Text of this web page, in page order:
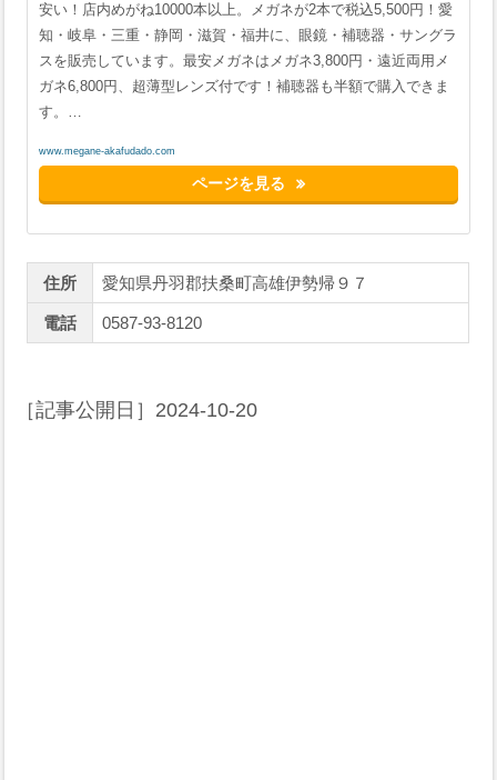
安い！店内めがね10000本以上。メガネが2本で税込5,500円！愛
知・岐阜・三重・静岡・滋賀・福井に、眼鏡・補聴器・サングラ
スを販売しています。最安メガネはメガネ3,800円・遠近両用メ
ガネ6,800円、超薄型レンズ付です！補聴器も半額で購入できま
す。…
www.megane-akafudado.com
ページを見る
住所 愛知県丹羽郡扶桑町高雄伊勢帰９７
電話 0587-93-8120
［記事公開日］ 2024-10-20